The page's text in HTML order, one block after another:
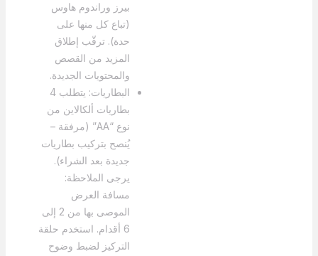
بيرز وراندوم هاوس
(تباع كل منها على
حدة). ترقّب إطلاق
المزيد من القصص
والمحتويات الجديدة.
البطاريات: يتطلب 4
بطاريات ألكالاين من
نوع “AA” (مرفقة –
يُنصح بتركيب بطاريات
جديدة بعد الشراء).
يرجى الملاحظة:
مسافة العرض
الموصى بها من 2 إلى
6 أقدام. استخدم حلقة
التركيز لضبط وضوح